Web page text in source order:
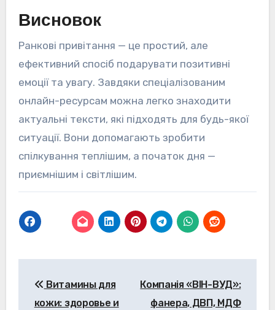
Висновок
Ранкові привітання — це простий, але
ефективний спосіб подарувати позитивні
емоції та увагу. Завдяки спеціалізованим
онлайн-ресурсам можна легко знаходити
актуальні тексти, які підходять для будь-якої
ситуації. Вони допомагають зробити
спілкування теплішим, а початок дня —
приємнішим і світлішим.
записів
Витамины для
кожи: здоровье и
Компанія «ВІН-ВУД»:
фанера, ДВП, МДФ